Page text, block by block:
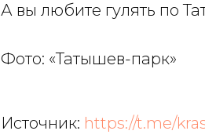
А вы любите гулять по
Фото: «Татышев-парк»
Источник: https://t.me/